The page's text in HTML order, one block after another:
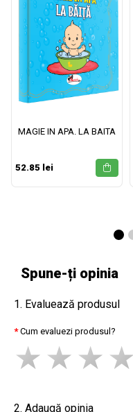
MAGIE IN APA. LA BAITA
52.85 lei
Spune-ți opinia
1. Evaluează produsul
Cum evaluezi produsul?
2. Adaugă opinia